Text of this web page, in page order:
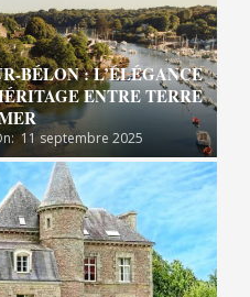
BÉLON : L’ÉLÉGANCE
ENTRE TERRE
11 septembre 2025